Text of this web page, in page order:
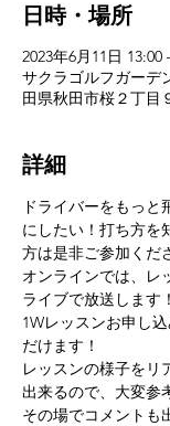
日時・場所
2023年6月11日 13:00
サクラゴルフガーデ
田県秋田市桜２丁目
詳細
ドライバーをもっ
にしたい！打ち方を
方は是非ご参加くだ
オンラインでは、レ
ライブで放送します！
1Wレッスンお申し
だけます！
レッスンの様子をリ
出来るので、大変参
その場でコメントも